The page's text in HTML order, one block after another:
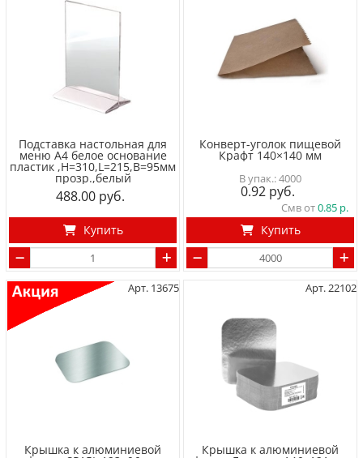
Подставка настольная для
меню А4 белое основание
пластик ,H=310,L=215,B=95мм
прозр.,белый
488.00
Купить
Конверт-уголок пищевой
Крафт 140×140 мм
4000
0.92
Смв от0.85
Купить
Арт. 13675
Крышка к алюминиевой
Арт. 22102
Крышка к алюминиевой